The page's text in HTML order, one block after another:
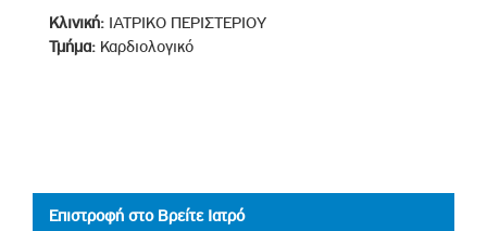
Κλινική: ΙΑΤΡΙΚΟ ΠΕΡΙΣΤΕΡΙΟΥ
Τμήμα: Καρδιολογικό
Επιστροφή στο Βρείτε Ιατρό